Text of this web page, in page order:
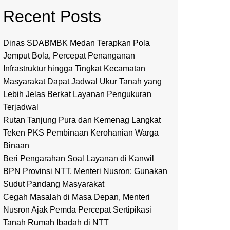
Recent Posts
Dinas SDABMBK Medan Terapkan Pola
Jemput Bola, Percepat Penanganan
Infrastruktur hingga Tingkat Kecamatan
Masyarakat Dapat Jadwal Ukur Tanah yang
Lebih Jelas Berkat Layanan Pengukuran
Terjadwal
Rutan Tanjung Pura dan Kemenag Langkat
Teken PKS Pembinaan Kerohanian Warga
Binaan
Beri Pengarahan Soal Layanan di Kanwil
BPN Provinsi NTT, Menteri Nusron: Gunakan
Sudut Pandang Masyarakat
Cegah Masalah di Masa Depan, Menteri
Nusron Ajak Pemda Percepat Sertipikasi
Tanah Rumah Ibadah di NTT